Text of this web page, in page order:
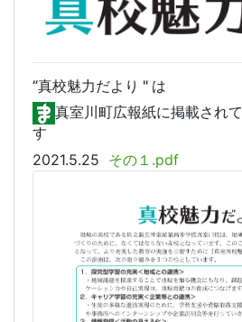
”真校魅力だより " は
真室川町広報紙に掲載され
す
2021.5.25 その１.pdf